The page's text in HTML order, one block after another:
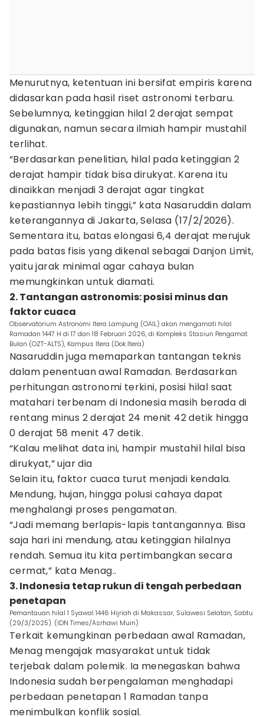
Menurutnya, ketentuan ini bersifat empiris karena
didasarkan pada hasil riset astronomi terbaru.
Sebelumnya, ketinggian hilal 2 derajat sempat
digunakan, namun secara ilmiah hampir mustahil
terlihat.
“Berdasarkan penelitian, hilal pada ketinggian 2
derajat hampir tidak bisa dirukyat. Karena itu
dinaikkan menjadi 3 derajat agar tingkat
kepastiannya lebih tinggi,” kata Nasaruddin dalam
keterangannya di Jakarta, Selasa (17/2/2026).
Sementara itu, batas elongasi 6,4 derajat merujuk
pada batas fisis yang dikenal sebagai Danjon Limit,
yaitu jarak minimal agar cahaya bulan
memungkinkan untuk diamati.
2. Tantangan astronomis: posisi minus dan
faktor cuaca
Observatorium Astronomi Itera Lampung (OAIL) akan mengamati hilal
Ramadan 1447 H di 17 dan 18 Februari 2026, di Kompleks Stasiun Pengamat
Bulan (OZT-ALTS), Kampus Itera (Dok.Itera)
Nasaruddin juga memaparkan tantangan teknis
dalam penentuan awal Ramadan. Berdasarkan
perhitungan astronomi terkini, posisi hilal saat
matahari terbenam di Indonesia masih berada di
rentang minus 2 derajat 24 menit 42 detik hingga
0 derajat 58 menit 47 detik.
“Kalau melihat data ini, hampir mustahil hilal bisa
dirukyat,” ujar dia
Selain itu, faktor cuaca turut menjadi kendala.
Mendung, hujan, hingga polusi cahaya dapat
menghalangi proses pengamatan.
“Jadi memang berlapis-lapis tantangannya. Bisa
saja hari ini mendung, atau ketinggian hilalnya
rendah. Semua itu kita pertimbangkan secara
cermat,” kata Menag..
3. Indonesia tetap rukun di tengah perbedaan
penetapan
Pemantauan hilal 1 Syawal 1446 Hijriah di Makassar, Sulawesi Selatan, Sabtu
(29/3/2025). (IDN Times/Asrhawi Muin)
Terkait kemungkinan perbedaan awal Ramadan,
Menag mengajak masyarakat untuk tidak
terjebak dalam polemik. Ia menegaskan bahwa
Indonesia sudah berpengalaman menghadapi
perbedaan penetapan 1 Ramadan tanpa
menimbulkan konflik sosial.